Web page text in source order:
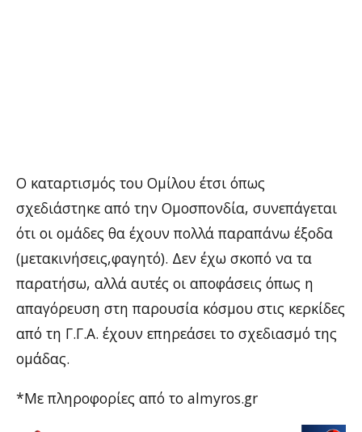
Ο καταρτισμός του Ομίλου έτσι όπως
σχεδιάστηκε από την Ομοσπονδία, συνεπάγεται
ότι οι ομάδες θα έχουν πολλά παραπάνω έξοδα
(μετακινήσεις,φαγητό). Δεν έχω σκοπό να τα
παρατήσω, αλλά αυτές οι αποφάσεις όπως η
απαγόρευση στη παρουσία κόσμου στις κερκίδες
από τη Γ.Γ.Α. έχουν επηρεάσει το σχεδιασμό της
ομάδας.
*Με πληροφορίες από το almyros.gr